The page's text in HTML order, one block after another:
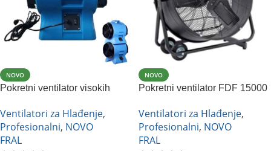
NOVO
Pokretni ventilator visokih
Ventilatori za Hlađenje,
Profesionalni, NOVO
FRAL
NOVO
Pokretni ventilator FDF 15000
Ventilatori za Hlađenje,
Profesionalni, NOVO
FRAL